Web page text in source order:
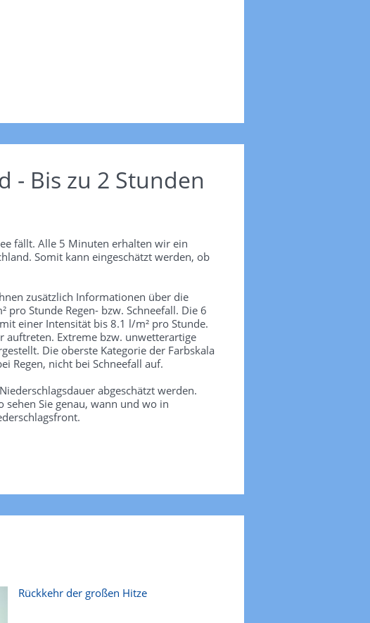
- Bis zu 2 Stunden
fällt. Alle 5 Minuten erhalten wir ein
Somit kann eingeschätzt werden, ob
zusätzlich Informationen über die
Stunde Regen- bzw. Schneefall. Die 6
einer Intensität bis 8.1 l/m² pro Stunde.
auftreten. Extreme bzw. unwetterartige
Die oberste Kategorie der Farbskala
Regen, nicht bei Schneefall auf.
abgeschätzt werden.
sehen Sie genau, wann und wo in
Rückkehr der großen Hitze